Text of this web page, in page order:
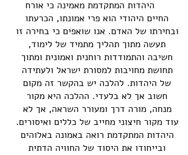
היהדות המתקדמת מאמינה כי אורח
החיים היהודי הוא פרי אמונתו, הכרעתו
ובחירתו של האדם. אנו שואפים כי בחירה זו
תעשה מתוך תהליך מתמיד של לימוד,
חשיבה והתמודדות רוחנית ואמונית ומתוך
תחושת מחויבות למסורת ישראל ולעתידה
של היהדות. להלכה יש בהקשר זה מקום
חשוב אך לא בלעדי. ההלכה היא מקור
מנחה, מורה דרך ומעורר השראה, אך לא
עוד מקור חיצוני מחייב של כללים ואיסורים.
היהדות המתקדמת רואה באמונה באלוהים
ובייחודו את היסוד של החוויה הדתית